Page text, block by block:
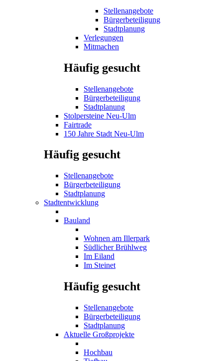
Stellenangebote
Bürgerbeteiligung
Stadtplanung
Verlegungen
Mitmachen
Häufig gesucht
Stellenangebote
Bürgerbeteiligung
Stadtplanung
Stolpersteine Neu-Ulm
Fairtrade
150 Jahre Stadt Neu-Ulm
Häufig gesucht
Stellenangebote
Bürgerbeteiligung
Stadtplanung
Stadtentwicklung
Bauland
Wohnen am Illerpark
Südlicher Brühlweg
Im Eiland
Im Steinet
Häufig gesucht
Stellenangebote
Bürgerbeteiligung
Stadtplanung
Aktuelle Großprojekte
Hochbau